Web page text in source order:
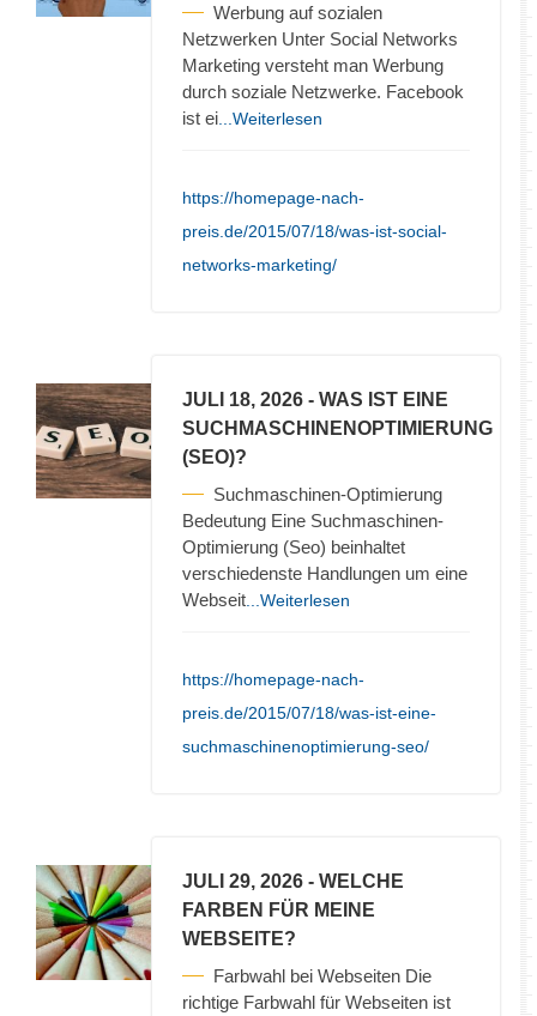
Werbung auf sozialen
Netzwerken Unter Social Networks
Marketing versteht man Werbung
durch soziale Netzwerke. Facebook
ist ei ...Weiterlesen
https://homepage-nach-
preis.de/2015/07/18/was-ist-social-
networks-marketing/
JULI 18, 2026 - WAS IST EINE
SUCHMASCHINENOPTIMIERUNG
(SEO)?
Suchmaschinen-Optimierung
Bedeutung Eine Suchmaschinen-
Optimierung (Seo) beinhaltet
verschiedenste Handlungen um eine
Webseit ...Weiterlesen
https://homepage-nach-
preis.de/2015/07/18/was-ist-eine-
suchmaschinenoptimierung-seo/
JULI 29, 2026 - WELCHE
FARBEN FÜR MEINE
WEBSEITE?
Farbwahl bei Webseiten Die
richtige Farbwahl für Webseiten ist